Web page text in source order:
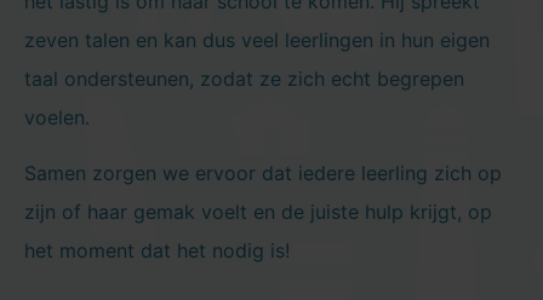
zeven talen en kan dus veel leerlingen in hun eigen
taal ondersteunen, zodat ze zich echt begrepen
voelen.
Samen zorgen we ervoor dat iedere leerling zich op
zijn of haar gemak voelt en de juiste hulp krijgt, op
het moment dat het nodig is!